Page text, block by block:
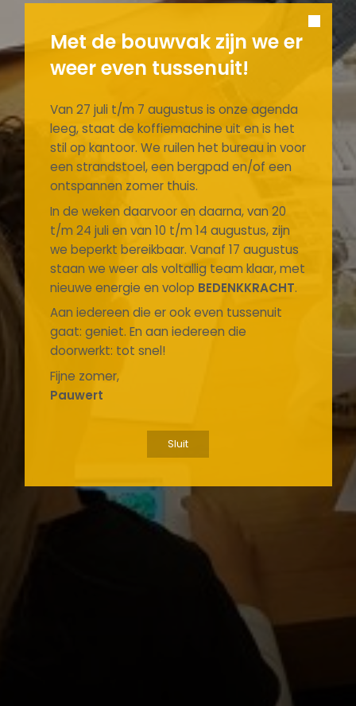
Met de bouwvak zijn we er
weer even tussenuit!
Van 27 juli t/m 7 augustus is onze agenda
leeg, staat de koffiemachine uit en is het
stil op kantoor. We ruilen het bureau in voor
een strandstoel, een bergpad en/of een
ontspannen zomer thuis.
In de weken daarvoor en daarna, van 20
t/m 24 juli en van 10 t/m 14 augustus, zijn
we beperkt bereikbaar. Vanaf 17 augustus
staan we weer als voltallig team klaar, met
nieuwe energie en volop BEDENKKRACHT.
Aan iedereen die er ook even tussenuit
gaat: geniet. En aan iedereen die
doorwerkt: tot snel!
Fijne zomer,
Pauwert
Sluit